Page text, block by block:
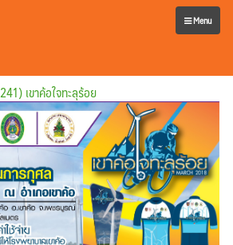
Menu
241) เขาค้อใจทะลุร้อย